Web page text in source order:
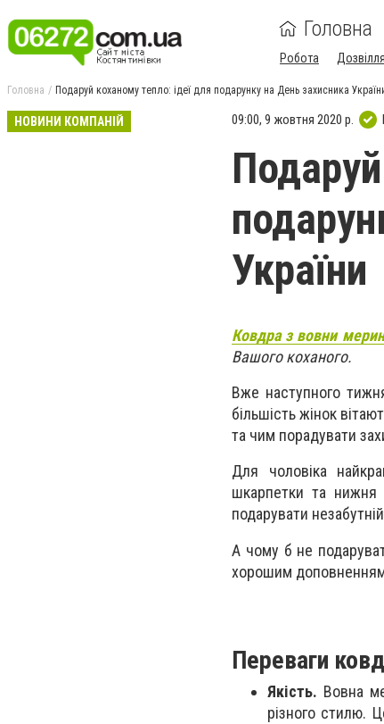
Головна
Робота Дозвілля
Головна Подаруй коханому тепло: ідеї для подарунку на День захисника
НОВИНИ КОМПАНІЙ 09:00, 9 жовтня 2020 р.
України
Ковдра з вовни
Вашого коханого.
Вже наступного
більшість жінок
та чим порадувати
Для чоловіка
шкарпетки та нижня
подарувати
А чому б не
хорошим
Переваги
Якість. Вовна
різного стилю.